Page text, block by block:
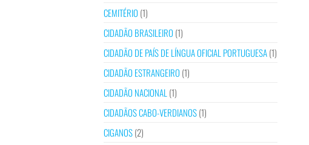
CEMITÉRIO (1)
CIDADÃO BRASILEIRO (1)
CIDADÃO DE PAÍS DE LÍNGUA OFICIAL PORTUGUESA(1)
CIDADÃO ESTRANGEIRO (1)
CIDADÃO NACIONAL (1)
CIDADÃOS CABO-VERDIANOS(1)
CIGANOS(2)